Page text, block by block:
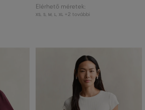
Elérhető méretek:
XS, S, M L XL +2 további